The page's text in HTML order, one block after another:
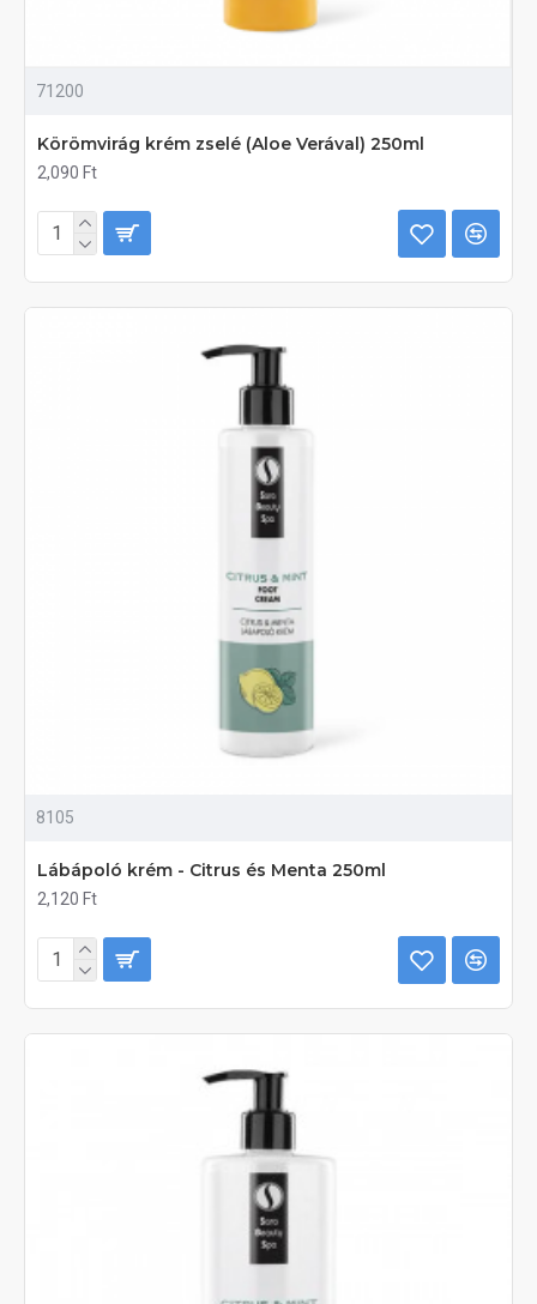
71200
Körömvirág krém zselé (Aloe Verával) 250ml
2,090 Ft
8105
Lábápoló krém - Citrus és Menta 250ml
2,120 Ft